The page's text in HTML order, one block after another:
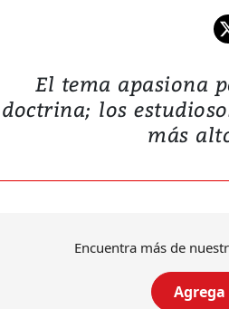
El tema apasiona
doctrina; los
más
Encuentra más de